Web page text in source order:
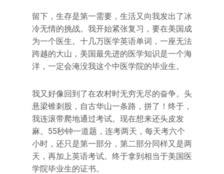
留下，生存是第一需要，生活又向我发出了冰
冷无情的挑战。我开始紧张复习，要在美国成
为一个医生。十几万医学英语单词，一座无法
跨越的大山，美国最先进的医学知识是一个海
洋，一定会淹没我这个中医学院的毕业生。
我又好像回到了在农村时无穷无尽的奋争。头
悬梁锥刺股，自古华山一条路，拼了！终于，
我连滚带爬地通过考试。现在想来还头皮发
麻。55秒钟一道题，连考两天，每天考六个
小时，还只是第一部分，第二部分同样又是两
天，再加上英语考试。终于拿到相当于美国医
学院毕业生的证书。